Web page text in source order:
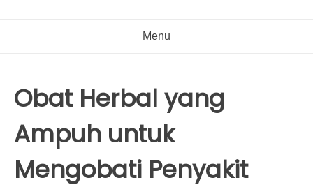
Menu
Obat Herbal yang
Ampuh untuk
Mengobati Penyakit